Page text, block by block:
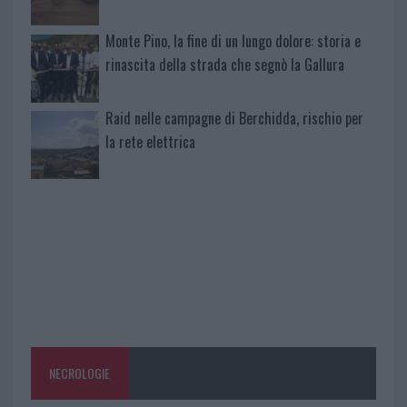
Monte Pino, la fine di un lungo dolore: storia e
rinascita della strada che segnò la Gallura
Raid nelle campagne di Berchidda, rischio per
la rete elettrica
NECROLOGIE